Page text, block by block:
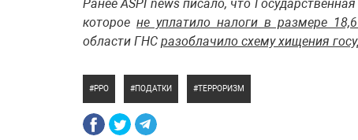
Ранее ASPI news писало, что
которое не уплатило налоги в размере
области ГНС разоблачило схему хищения
РРО ПОДАТКИ ТЕРРОРИЗМ